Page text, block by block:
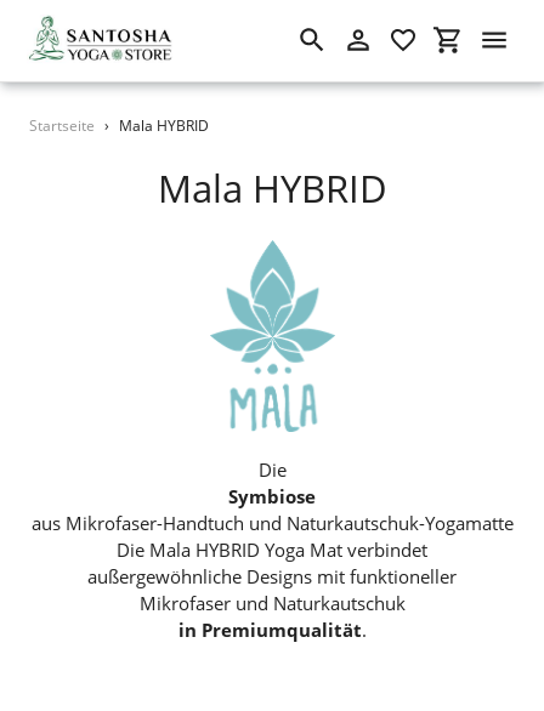
Direkt
SuchenEinloggen
Startseite › Mala HYBRID
S
:
Mala HYBRID
Die
Symbiose
aus Mikrofaser-Handtuch und Naturkautschuk-Yogamatte
Die Mala HYBRID Yoga Mat verbindet
außergewöhnliche Designs mit funktioneller
Mikrofaser und Naturkautschuk
in Premiumqualität.